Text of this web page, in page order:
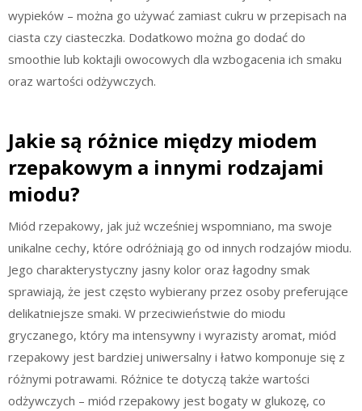
wypieków – można go używać zamiast cukru w przepisach na
ciasta czy ciasteczka. Dodatkowo można go dodać do
smoothie lub koktajli owocowych dla wzbogacenia ich smaku
oraz wartości odżywczych.
Jakie są różnice między miodem
rzepakowym a innymi rodzajami
miodu?
Miód rzepakowy, jak już wcześniej wspomniano, ma swoje
unikalne cechy, które odróżniają go od innych rodzajów miodu.
Jego charakterystyczny jasny kolor oraz łagodny smak
sprawiają, że jest często wybierany przez osoby preferujące
delikatniejsze smaki. W przeciwieństwie do miodu
gryczanego, który ma intensywny i wyrazisty aromat, miód
rzepakowy jest bardziej uniwersalny i łatwo komponuje się z
różnymi potrawami. Różnice te dotyczą także wartości
odżywczych – miód rzepakowy jest bogaty w glukozę, co